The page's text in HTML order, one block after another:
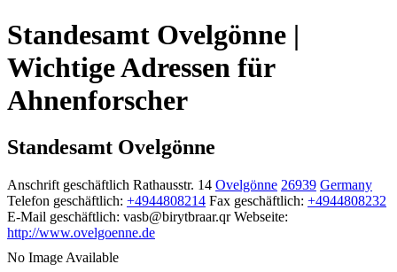
Standesamt Ovelgönne |
Wichtige Adressen für
Ahnenforscher
Standesamt Ovelgönne
Anschrift geschäftlich Rathausstr. 14 Ovelgönne 26939 Germany
Telefon geschäftlich: +4944808214 Fax geschäftlich: +4944808232
E-Mail geschäftlich: vasb@birytbraar.qr Webseite:
http://www.ovelgoenne.de
No Image Available